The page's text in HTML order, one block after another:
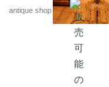
antique shop at's